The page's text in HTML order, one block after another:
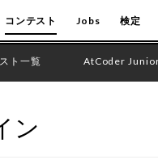
コンテスト Jobs 検定
ト一覧 AtCoder
ン